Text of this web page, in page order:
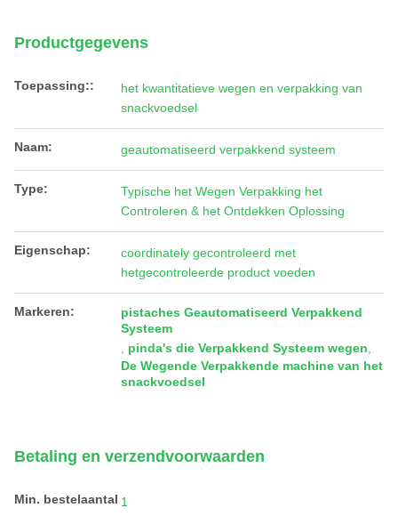
Productgegevens
Toepassing::
het kwantitatieve wegen en verpakking van
snackvoedsel
Naam: geautomatiseerd verpakkend systeem
Type:
Typische het Wegen Verpakking het
Controleren & het Ontdekken Oplossing
Eigenschap:
coordinately gecontroleerd met
hetgecontroleerde product voeden
Markeren:
pistaches Geautomatiseerd Verpakkend
Systeem
pinda's die Verpakkend Systeem wegen
De Wegende Verpakkende machine van het
snackvoedsel
Betaling en verzendvoorwaarden
Min. bestelaantal 1